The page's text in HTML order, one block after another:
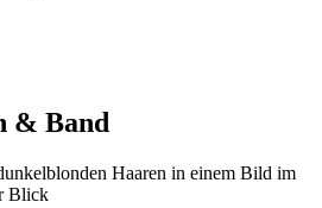
& Band